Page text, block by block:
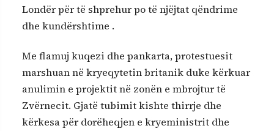
Londër për të shprehur po të njëjtat qëndrime
dhe kundërshtime .
Me flamuj kuqezi dhe pankarta, protestuesit
marshuan në kryeqytetin britanik duke kërkuar
anulimin e projektit në zonën e mbrojtur të
Zvërnecit. Gjatë tubimit kishte thirrje dhe
kërkesa për dorëheqjen e kryeministrit dhe